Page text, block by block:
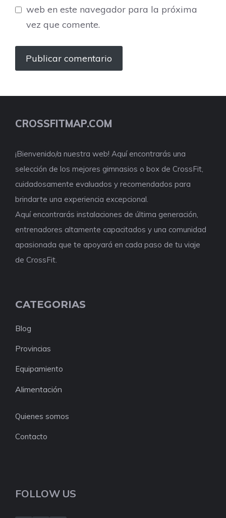
web en este navegador para la próxima
vez que comente.
CROSSFITMAP.COM
¡Bienvenido/a nuestra web! Aquí encontrarás una
selección de los mejores gimnasios o box de CrossFit,
cuidadosamente evaluados y recomendados para
brindarte una experiencia excepcional.
Aquí encontrarás instalaciones de última generación,
entrenadores altamente capacitados y una comunidad
apasionada que te apoyará en cada paso de tu viaje
de CrossFit.
CATEGORIAS
Blog
Provincias
Equipamiento
Alimentación
Quienes somos
Contacto
FOLLOW US